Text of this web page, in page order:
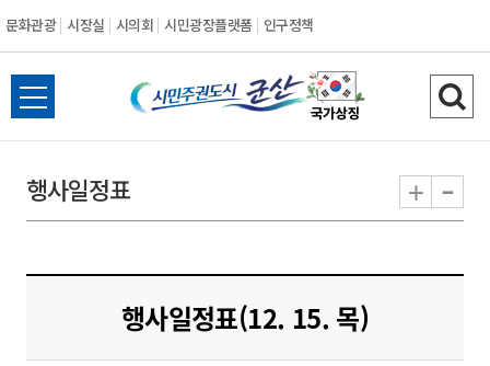
문화관광 시장실 시의회 시민광장플랫폼 인구정책
시
민
도
시
전
체
뉴
열
검
색
기
행사일정표 + -
행사일정표(12. 15. 목)